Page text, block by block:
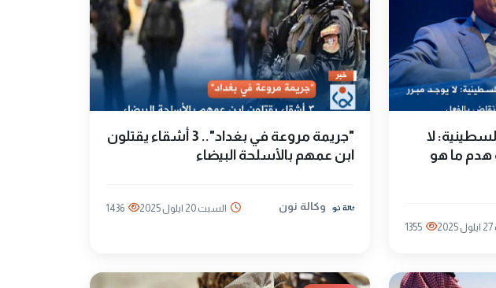
لا
هدم ما هو
1355
"جريمة مروعة في بغداد".. 3 أشقاء يقتلون
ابن عمهم بالأسلحة البيضاء
وكالة نون السبت 20 ايلول 2025 1436